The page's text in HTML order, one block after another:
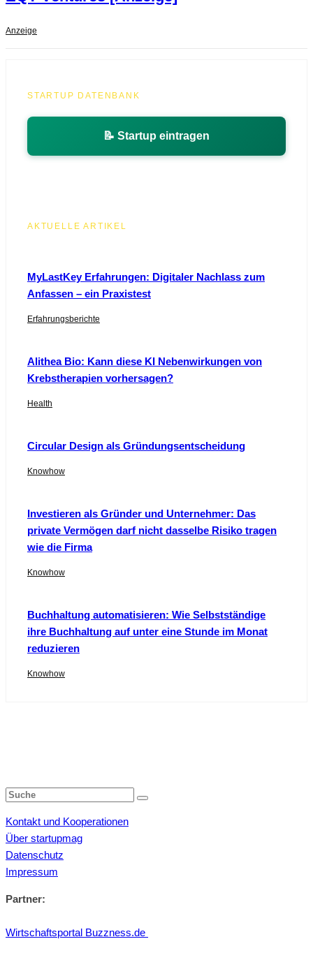
Anzeige
STARTUP DATENBANK
📝 Startup eintragen
AKTUELLE ARTIKEL
MyLastKey Erfahrungen: Digitaler Nachlass zum
Anfassen – ein Praxistest
Erfahrungsberichte
Alithea Bio: Kann diese KI Nebenwirkungen von
Krebstherapien vorhersagen?
Health
Circular Design als Gründungsentscheidung
Knowhow
Investieren als Gründer und Unternehmer: Das
private Vermögen darf nicht dasselbe Risiko tragen
wie die Firma
Knowhow
Buchhaltung automatisieren: Wie Selbstständige
ihre Buchhaltung auf unter eine Stunde im Monat
reduzieren
Knowhow
Kontakt und Kooperationen
Über startupmag
Datenschutz
Impressum
Partner:
Wirtschaftsportal Buzzness.de